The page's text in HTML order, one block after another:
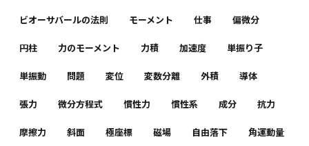
ビオーサバールの法則 モーメント 仕事 偏微分
円柱 力のモーメント 力積 加速度 単振り子
単振動 問題 変位 変数分離 外積 導体
張力 微分方程式 慣性力 慣性系 成分 抗力
摩擦力 斜面 極座標 磁場 自由落下 角運動量